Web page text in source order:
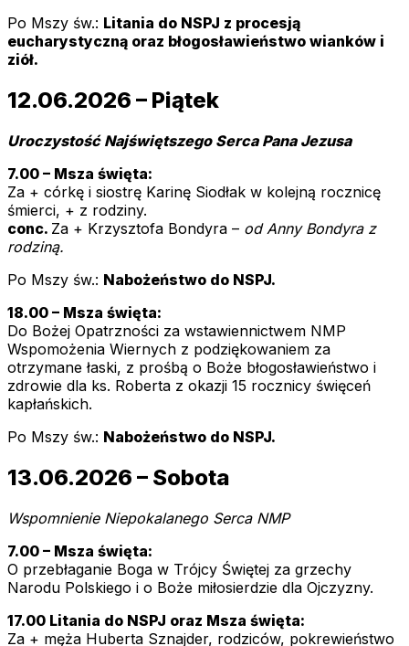
Po Mszy św.: Litania do NSPJ z procesją
eucharystyczną oraz błogosławieństwo wianków i
ziół.
12.06.2026 – Piątek
Uroczystość Najświętszego Serca Pana Jezusa
7.00 – Msza święta:
Za + córkę i siostrę Karinę Siodłak w kolejną rocznicę
śmierci, + z rodziny.
conc. Za + Krzysztofa Bondyra – od Anny Bondyra z
rodziną.
Po Mszy św.: Nabożeństwo do NSPJ.
18.00 – Msza święta:
Do Bożej Opatrzności za wstawiennictwem NMP
Wspomożenia Wiernych z podziękowaniem za
otrzymane łaski, z prośbą o Boże błogosławieństwo i
zdrowie dla ks. Roberta z okazji 15 rocznicy święceń
kapłańskich.
Po Mszy św.: Nabożeństwo do NSPJ.
13.06.2026 – Sobota
Wspomnienie Niepokalanego Serca NMP
7.00 – Msza święta:
O przebłaganie Boga w Trójcy Świętej za grzechy
Narodu Polskiego i o Boże miłosierdzie dla Ojczyzny.
17.00 Litania do NSPJ oraz Msza święta:
Za + męża Huberta Sznajder, rodziców, pokrewieństwo